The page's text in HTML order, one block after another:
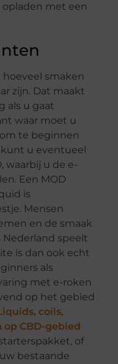
met een
smaken
zijn. Dat maakt
als u gaat
waar moet u
te beginnen
u eventueel
waarbij u de e-
Een MOD
is
Mensen
en de smaak
Nederland speelt
is dan ook echt
als
met e-roken
op het gebied
coils,
CBD-gebied
of
bestaande